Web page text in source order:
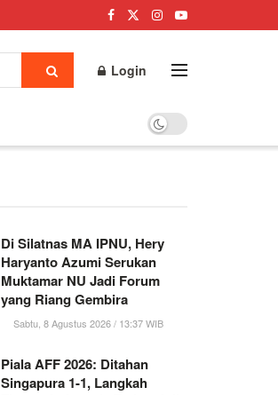
Login
Di Silatnas MA IPNU, Hery
Haryanto Azumi Serukan
Muktamar NU Jadi Forum
yang Riang Gembira
Sabtu, 8 Agustus 2026 / 13:37 WIB
Piala AFF 2026: Ditahan
Singapura 1-1, Langkah